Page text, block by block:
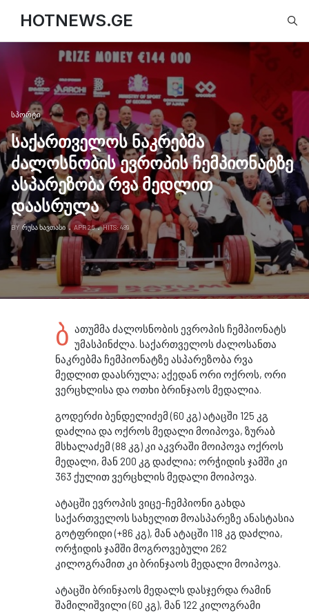
HOTNEWS.GE
ᲡᲞᲝᲠᲢᲘ
საქართველოს ნაკრებმა
ძალოსნობის ევროპის ჩემპიონატზე
ასპარეზობა რვა მედლით
დაასრულა
BY ᲠᲣᲡᲐ ᲮᲐᲕᲗᲐᲡᲘ APR 26 HITS: 489
ბ ათუმმა ძალოსნობის ევროპის ჩემპიონატს
უმასპინძლა. საქართველოს ძალოსანთა
ნაკრებმა ჩემპიონატზე ასპარეზობა რვა
მედლით დაასრულა; აქედან ორი ოქროს, ორი
ვერცხლისა და ოთხი ბრინჯაოს მედალია.
გოდერძი ბენდელიძემ (60 კგ) ატაცში 125 კგ
დაძლია და ოქროს მედალი მოიპოვა, ზურაბ
მსხალაძემ (88 კგ) კი აკვრაში მოიპოვა ოქროს
მედალი, მან 200 კგ დაძლია; ორჭიდის ჯამში კი
363 ქულით ვერცხლის მედალი მოიპოვა.
ატაცში ევროპის ვიცე-ჩემპიონი გახდა
საქართველოს სახელით მოასპარეზე ანასტასია
გოტფრიდი (+86 კგ), მან ატაცში 118 კგ დაძლია,
ორჭიდის ჯამში მოგროვებული 262
კილოგრამით კი ბრინჯაოს მედალი მოიპოვა.
ატაცში ბრინჯაოს მედალს დასჯერდა რამინ
შამილიშვილი (60 კგ), მან 122 კილოგრამი